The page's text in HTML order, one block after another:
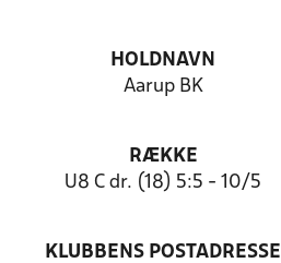
HOLDNAVN
Aarup BK
RÆKKE
U8 C dr. (18) 5:5 - 10/5
KLUBBENS POSTADRESSE